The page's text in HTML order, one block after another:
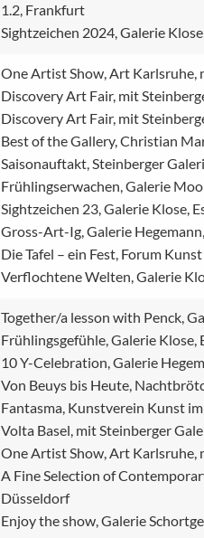
1.2, Frankfurt
Sightzeichen 2024, Galerie Klose
One Artist Show, Art Karlsruhe,
Discovery Art Fair, mit
Discovery Art Fair, mit
Best of the Gallery, Christian
Saisonauftakt, Steinberger
Frühlingserwachen, Galerie
Sightzeichen 23, Galerie Klose,
Gross-Art-Ig, Galerie
Die Tafel – ein Fest, Forum
Verflochtene Welten, Galerie
Together/a lesson with Penck,
Frühlingsgefühle, Galerie Klose,
10 Y-Celebration, Galerie
Von Beuys bis Heute,
Fantasma, Kunstverein Kunst
Volta Basel, mit Steinberger
One Artist Show, Art Karlsruhe,
A Fine Selection of
Düsseldorf
Enjoy the show, Galerie